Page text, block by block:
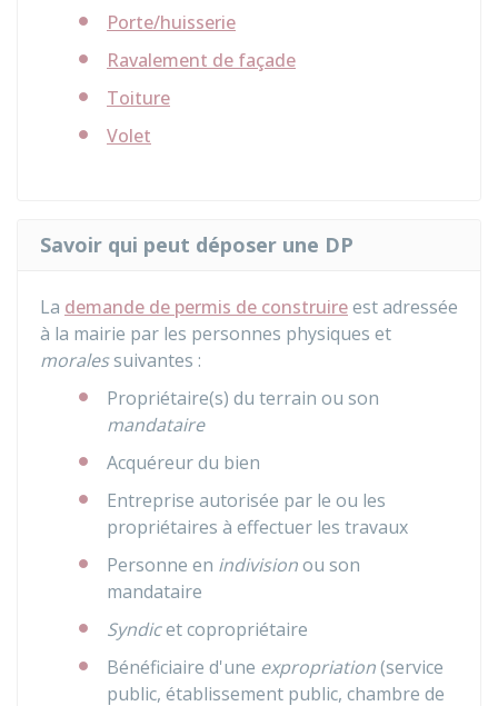
Porte/huisserie
Ravalement de façade
Toiture
Volet
Savoir qui peut déposer une DP
La demande de permis de construireest adressée
à la mairie par les personnes physiques et
moralessuivantes :
Propriétaire(s) du terrain ou son
mandataire
Acquéreur du bien
Entreprise autorisée par le ou les
propriétaires à effectuer les travaux
Personne en indivisionou son
mandataire
Syndicet copropriétaire
Bénéficiaire d'une expropriation(service
public, établissement public, chambre de